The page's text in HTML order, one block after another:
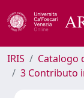
IRIS
Catalogo
3 Contributo